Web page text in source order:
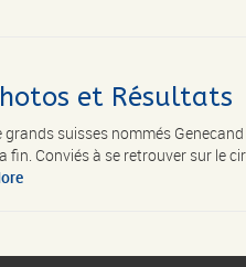
et Résultats
suisses nommés
Conviés à se retrouver sur le